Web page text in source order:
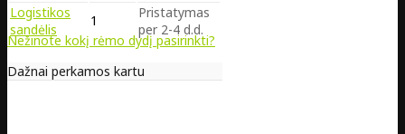
Logistikos
sandėlis
1
Pristatymas
per 2-4 d.d.
Nežinote kokį rėmo dydį pasirinkti?
Dažnai perkamos kartu